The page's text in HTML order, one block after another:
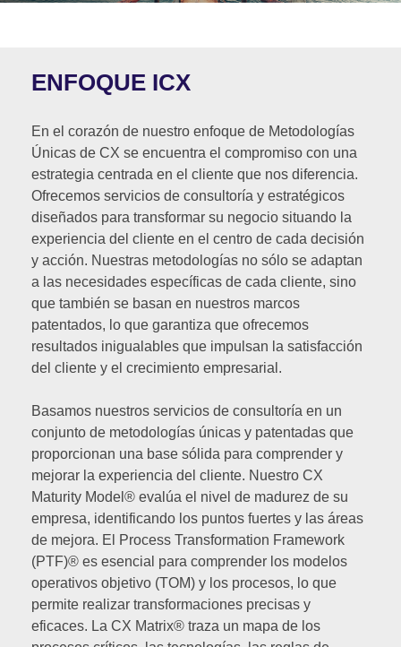
ENFOQUE ICX
En el corazón de nuestro enfoque de Metodologías
Únicas de CX se encuentra el compromiso con una
estrategia centrada en el cliente que nos diferencia.
Ofrecemos servicios de consultoría y estratégicos
diseñados para transformar su negocio situando la
experiencia del cliente en el centro de cada decisión
y acción. Nuestras metodologías no sólo se adaptan
a las necesidades específicas de cada cliente, sino
que también se basan en nuestros marcos
patentados, lo que garantiza que ofrecemos
resultados inigualables que impulsan la satisfacción
del cliente y el crecimiento empresarial.
Basamos nuestros servicios de consultoría en un
conjunto de metodologías únicas y patentadas que
proporcionan una base sólida para comprender y
mejorar la experiencia del cliente. Nuestro CX
Maturity Model® evalúa el nivel de madurez de su
empresa, identificando los puntos fuertes y las áreas
de mejora. El Process Transformation Framework
(PTF)® es esencial para comprender los modelos
operativos objetivo (TOM) y los procesos, lo que
permite realizar transformaciones precisas y
eficaces. La CX Matrix® traza un mapa de los